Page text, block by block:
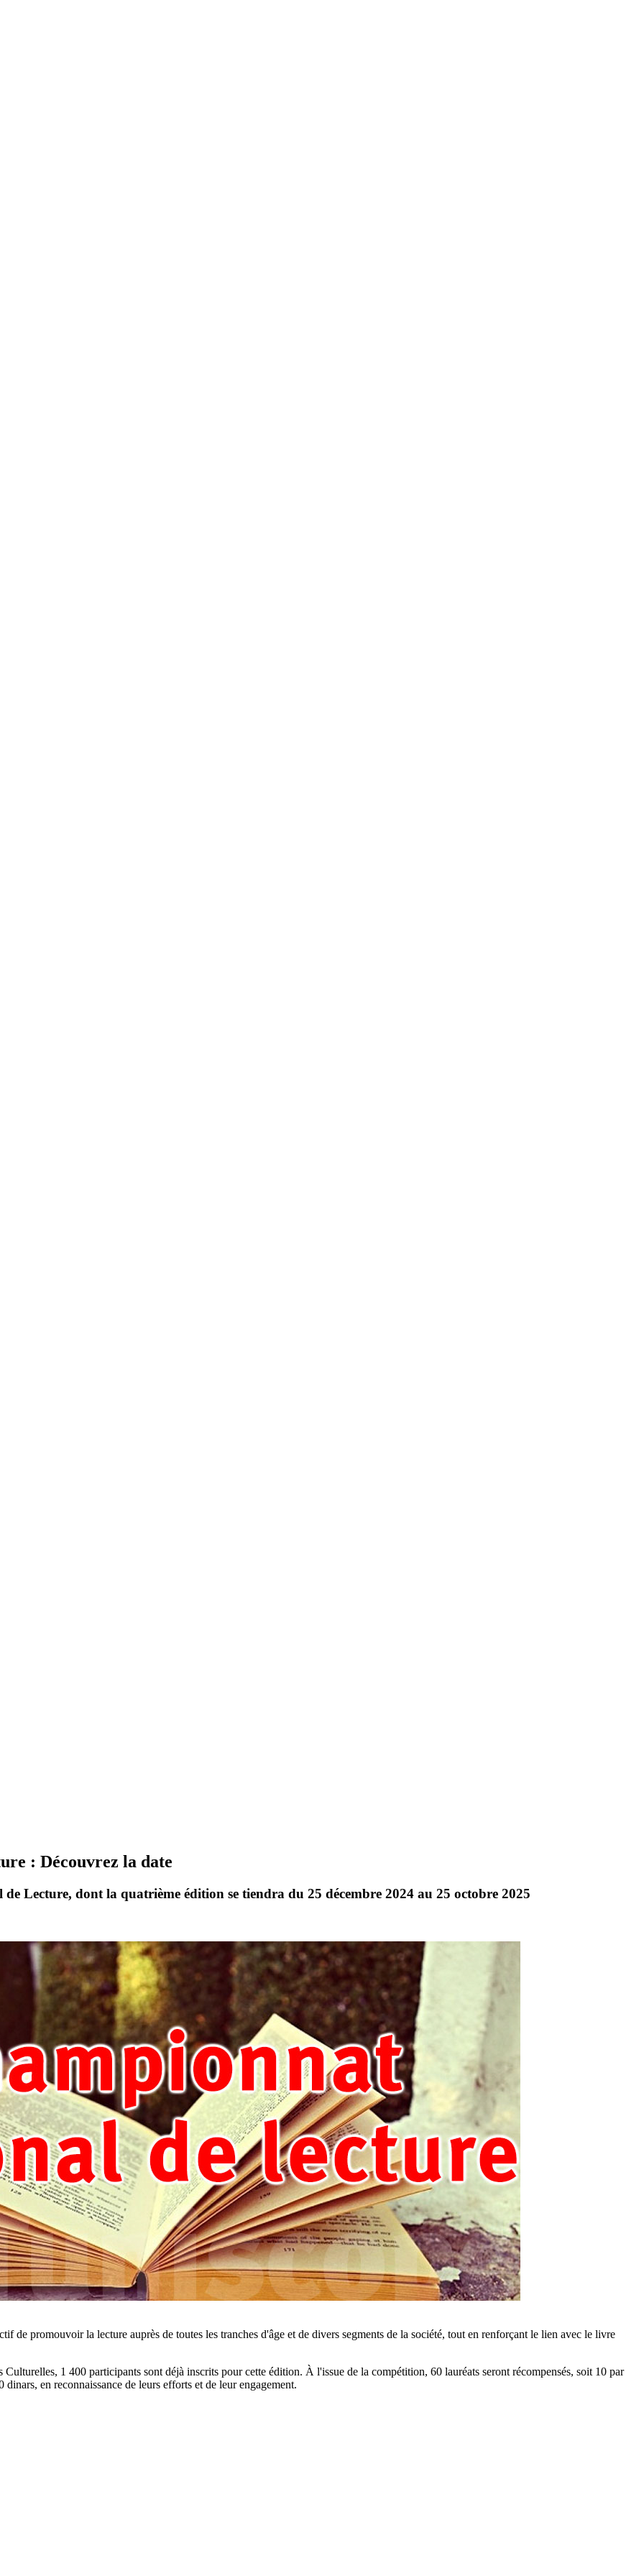
: Découvrez la date
Lecture, dont la quatrième édition se tiendra du 25 décembre 2024 au 25 octobre 2025
de promouvoir la lecture auprès de toutes les tranches d'âge et de divers segments de la société, tout en renforçant le lien avec le livre
1 400 participants sont déjà inscrits pour cette édition. À l'issue de la compétition, 60 lauréats seront récompensés, soit 10 par
en reconnaissance de leurs efforts et de leur engagement.